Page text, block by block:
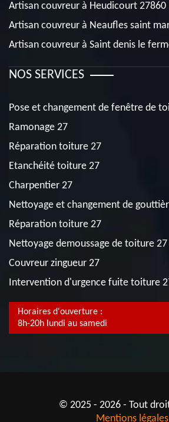
Artisan couvreur à Heudicourt 27860
Artisan couvreur à Neaufles saint
Artisan couvreur à Saint denis le
NOS SERVICES
Pose et changement de fenêtre de
Ramonage 27
Réparation toiture 27
Etanchéité toiture 27
Charpentier 27
Nettoyage et changement de
Réparation toiture 27
Nettoyage demoussage de toiture 27
Couvreur zingueur 27
Intervention d'urgence fuite toiture
Horaires d'ouverture :
8h-20h lundi au samedi
© 2025 - 2026 - Tout
Mentions légales